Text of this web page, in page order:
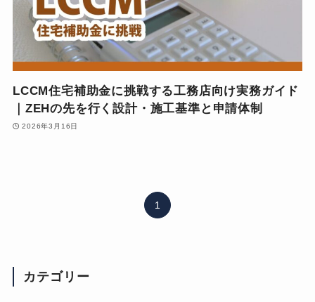
LCCM住宅補助金に挑戦する工務店向け実務ガイド
｜ZEHの先を行く設計・施工基準と申請体制
2026年3月16日
1
カテゴリー